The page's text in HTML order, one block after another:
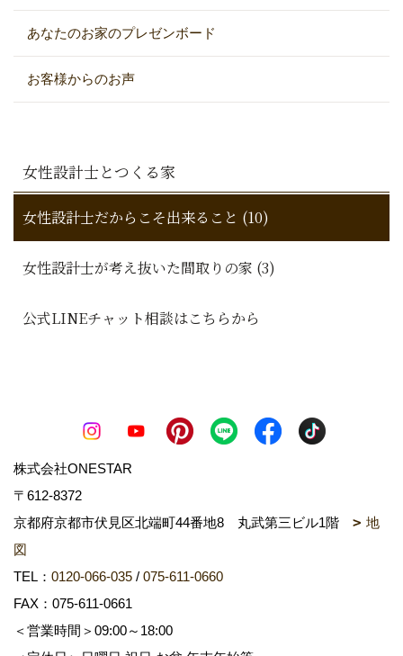
あなたのお家のプレゼンボード
お客様からのお声
女性設計士とつくる家
女性設計士だからこそ出来ること (10)
女性設計士が考え抜いた間取りの家 (3)
公式LINEチャット相談はこちらから
株式会社ONESTAR
〒612-8372
京都府京都市伏見区北端町44番地8 丸武第三ビル1階
地
図
TEL： 0120-066-035 / 075-611-0660
FAX：075-611-0661
＜営業時間＞09:00～18:00